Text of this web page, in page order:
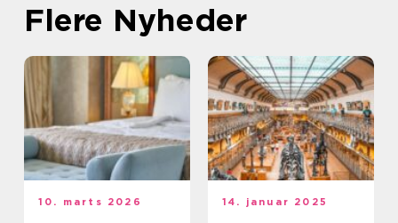
Flere Nyheder
10. marts 2026 14. januar 2025